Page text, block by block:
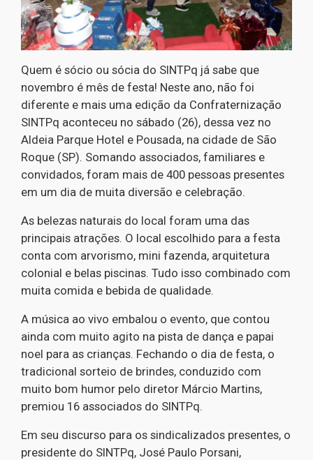
Quem é sócio ou sócia do SINTPq já sabe que
novembro é mês de festa! Neste ano, não foi
diferente e mais uma edição da Confraternização
SINTPq aconteceu no sábado (26), dessa vez no
Aldeia Parque Hotel e Pousada, na cidade de São
Roque (SP). Somando associados, familiares e
convidados, foram mais de 400 pessoas presentes
em um dia de muita diversão e celebração.
As belezas naturais do local foram uma das
principais atrações. O local escolhido para a festa
conta com arvorismo, mini fazenda, arquitetura
colonial e belas piscinas. Tudo isso combinado com
muita comida e bebida de qualidade.
A música ao vivo embalou o evento, que contou
ainda com muito agito na pista de dança e papai
noel para as crianças. Fechando o dia de festa, o
tradicional sorteio de brindes, conduzido com
muito bom humor pelo diretor Márcio Martins,
premiou 16 associados do SINTPq.
Em seu discurso para os sindicalizados presentes, o
presidente do SINTPq, José Paulo Porsani,